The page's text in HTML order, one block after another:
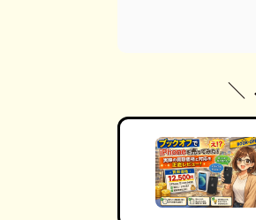
＼